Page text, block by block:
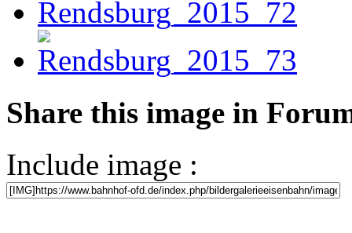
Share this image in
Include image :